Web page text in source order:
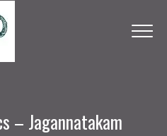
– Jagannatakam